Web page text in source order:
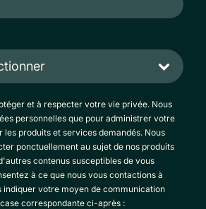
et à respecter votre vie privée. Nous
personnelles que pour administrer votre
produits et services demandés. Nous
ponctuellement au sujet de nos produits
contenus susceptibles de vous
à ce que nous vous contactions à
indiquer votre moyen de communication
correspondante ci-après :